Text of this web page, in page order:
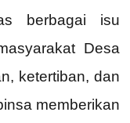
berbagai isu
Desa
ketertiban, dan
memberikan